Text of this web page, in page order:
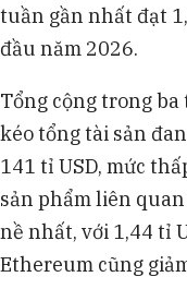
tuần gần nhất đạt
đầu năm 2026.
Tổng cộng trong
kéo tổng tài sản
141 tỉ USD, mức
sản phẩm liên
nề nhất, với 1,44 tỉ
Ethereum cũng